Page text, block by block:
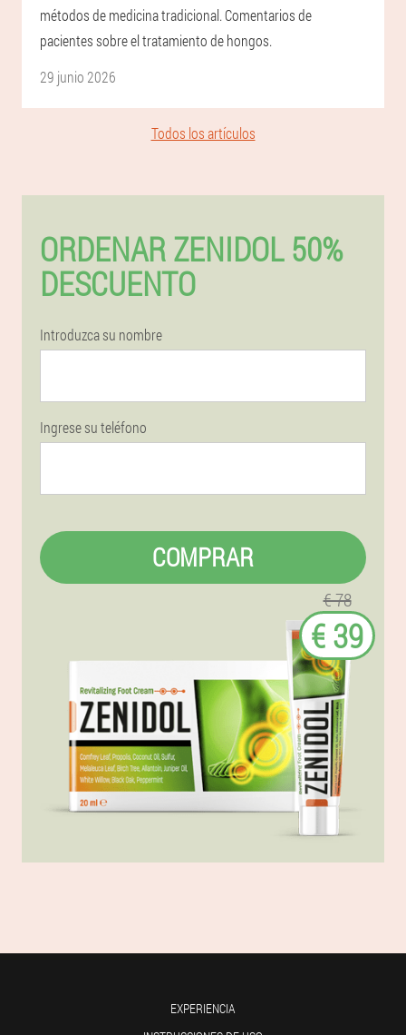
métodos de medicina tradicional. Comentarios de
pacientes sobre el tratamiento de hongos.
29 junio 2026
Todos los artículos
ORDENAR ZENIDOL 50%
DESCUENTO
Introduzca su nombre
Ingrese su teléfono
COMPRAR
€ 78
€ 39
EXPERIENCIA